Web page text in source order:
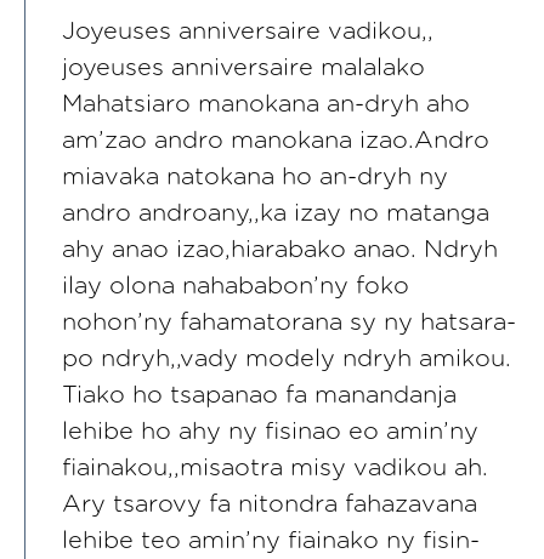
Joyeuses anniversaire vadikou,,
joyeuses anniversaire malalako
Mahatsiaro manokana an-dryh aho
am’zao andro manokana izao.Andro
miavaka natokana ho an-dryh ny
andro androany,,ka izay no matanga
ahy anao izao,hiarabako anao. Ndryh
ilay olona nahababon’ny foko
nohon’ny fahamatorana sy ny hatsara-
po ndryh,,vady modely ndryh amikou.
Tiako ho tsapanao fa manandanja
lehibe ho ahy ny fisinao eo amin’ny
fiainakou,,misaotra misy vadikou ah.
Ary tsarovy fa nitondra fahazavana
lehibe teo amin’ny fiainako ny fisin-